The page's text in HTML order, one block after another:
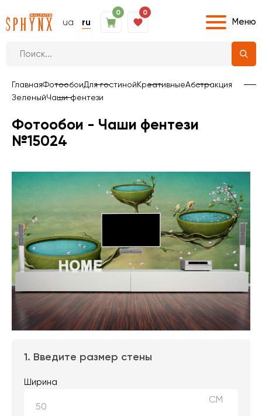
ua ru
0 0
Меню
ГлавнаяФотообоиДля гостинойКреативныеАбстракция
ЗеленыйЧаши фентези
Фотообои - Чаши фентези
№15024
1. Введите размер стены
Ширина
СМ